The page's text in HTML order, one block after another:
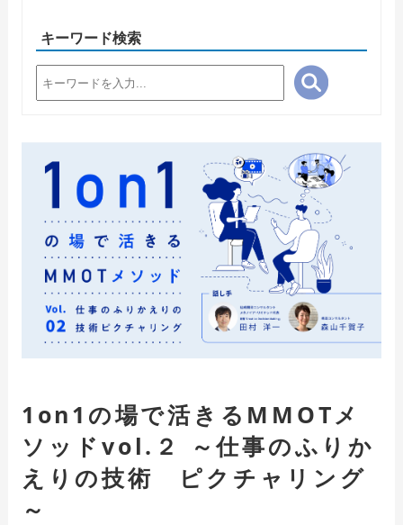
キーワード検索
1on1の場で活きるMMOTメ
ソッドvol.２ ～仕事のふりか
えりの技術 ピクチャリング
～